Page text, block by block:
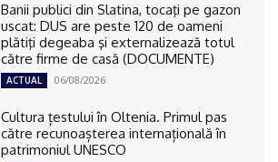
Banii publici din Slatina, tocaţi pe gazon
uscat: DUS are peste 120 de oameni
plătiţi degeaba şi externalizează totul
către firme de casă (DOCUMENTE)
ACTUAL 06/08/2026
Cultura țestului în Oltenia. Primul pas
către recunoașterea internațională în
patrimoniul UNESCO